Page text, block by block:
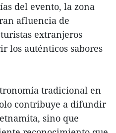
del evento, la zona
afluencia de
extranjeros
los auténticos sabores
tradicional en
contribuye a difundir
sino que